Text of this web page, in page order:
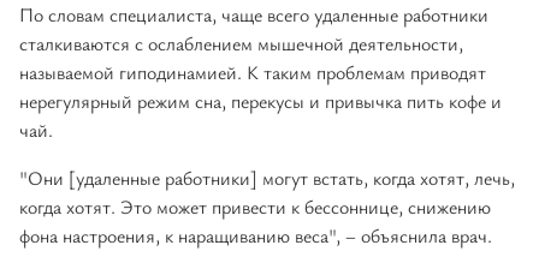
По словам специалиста, чаще всего удаленные работники
сталкиваются с ослаблением мышечной деятельности,
называемой гиподинамией. К таким проблемам приводят
нерегулярный режим сна, перекусы и привычка пить кофе и
чай.
"Они [удаленные работники] могут встать, когда хотят, лечь,
когда хотят. Это может привести к бессоннице, снижению
фона настроения, к наращиванию веса", – объяснила врач.